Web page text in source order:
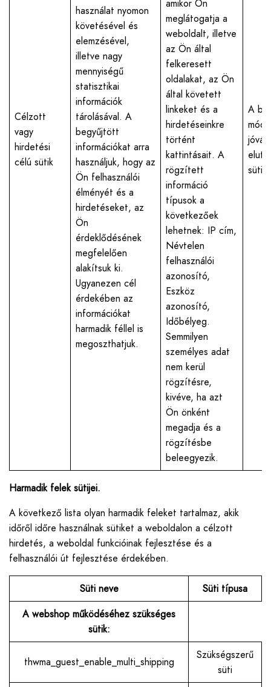
Célzott
vagy
hirdetési
célú sütik
használat nyomon
követésével és
elemzésével,
illetve nagy
mennyiségű
statisztikai
információk
tárolásával. A
begyűjtött
információkat arra
használjuk, hogy az
Ön felhasználói
élményét és a
hirdetéseket, az
Ön
érdeklődésének
megfelelően
alakítsuk ki.
Ugyanezen cél
érdekében az
információkat
harmadik féllel is
megoszthatjuk.
amikor Ön
meglátogatja a
weboldalt, illetve
az Ön által
felkeresett
oldalakat, az Ön
által követett
linkeket és a
hirdetéseinkre
történt
kattintásait. A
rögzített
információ
típusok a
következőek
lehetnek: IP cím,
Névtelen
felhasználói
azonosító,
Eszköz
azonosító,
Időbélyeg.
Semmilyen
személyes adat
nem kerül
rögzítésre,
kivéve, ha azt
Ön önként
megadja és a
rögzítésbe
beleegyezik.
A
Harmadik felek sütijei.
A következő lista olyan harmadik feleket tartalmaz, akik
időről időre használnak sütiket a weboldalon a célzott
hirdetés, a weboldal funkcióinak fejlesztése és a
felhasználói út fejlesztése érdekében.
Süti neve
Süti típusa
A webshop működéséhez szükséges
sütik:
thwma_guest_enable_multi_shipping
Szükségszerű
süti